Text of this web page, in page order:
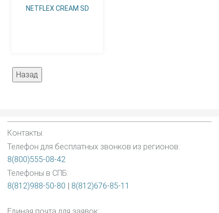
NETFLEX CREAM SD
Контакты:
Телефон для бесплатных звонков из регионов:
8(800)555-08-42
Телефоны в СПБ:
8(812)988-50-80
8(812)676-85-11